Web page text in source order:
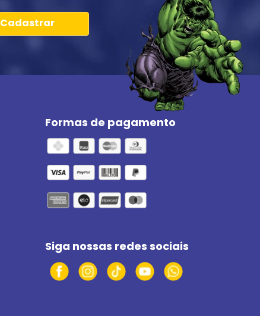
Cadastrar
Formas de pagamento
Siga nossas redes sociais